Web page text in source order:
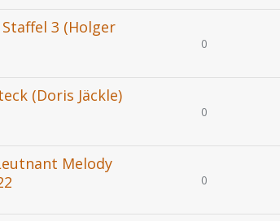
3 (Holger
0
(Doris Jäckle)
0
Melody
0